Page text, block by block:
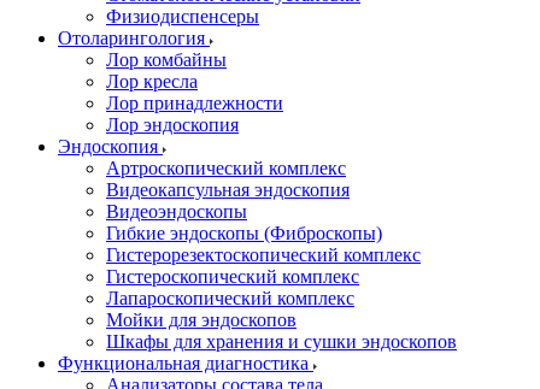
Физиодиспенсеры
Отоларингология
Лор комбайны
Лор кресла
Лор принадлежности
Лор эндоскопия
Эндоскопия
Артроскопический комплекс
Видеокапсульная эндоскопия
Видеоэндоскопы
Гибкие эндоскопы (Фиброcкопы)
Гистерорезектоскопический комплекс
Гистероскопический комплекс
Лапароскопический комплекс
Мойки для эндоскопов
Шкафы для хранения и сушки эндоскопов
Функциональная диагностика
Анализаторы состава тела